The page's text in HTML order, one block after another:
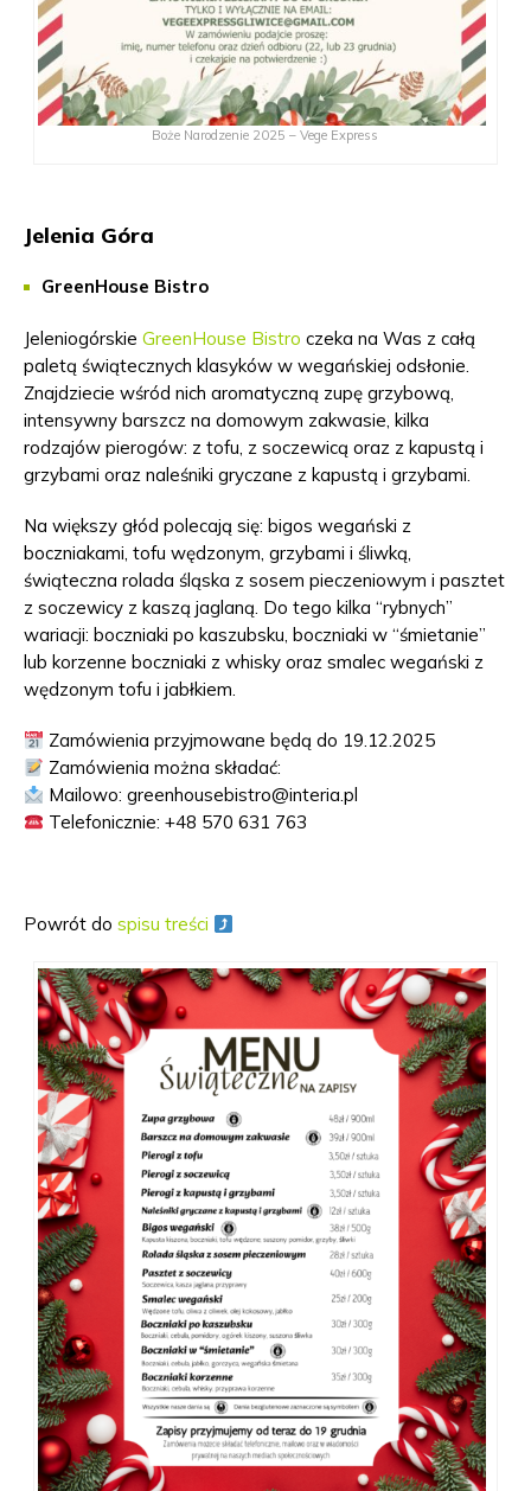
Boże Narodzenie 2025 – Vege Express
Jelenia Góra
GreenHouse Bistro
Jeleniogórskie GreenHouse Bistro czeka na Was z całą
paletą świątecznych klasyków w wegańskiej odsłonie.
Znajdziecie wśród nich aromatyczną zupę grzybową,
intensywny barszcz na domowym zakwasie, kilka
rodzajów pierogów: z tofu, z soczewicą oraz z kapustą i
grzybami oraz naleśniki gryczane z kapustą i grzybami.
Na większy głód polecają się: bigos wegański z
boczniakami, tofu wędzonym, grzybami i śliwką,
świąteczna rolada śląska z sosem pieczeniowym i pasztet
z soczewicy z kaszą jaglaną. Do tego kilka “rybnych”
wariacji: boczniaki po kaszubsku, boczniaki w “śmietanie”
lub korzenne boczniaki z whisky oraz smalec wegański z
wędzonym tofu i jabłkiem.
Zamówienia przyjmowane będą do 19.12.2025
Zamówienia można składać:
Mailowo: greenhousebistro@interia.pl
Telefonicznie: +48 570 631 763
Powrót do spisu treści